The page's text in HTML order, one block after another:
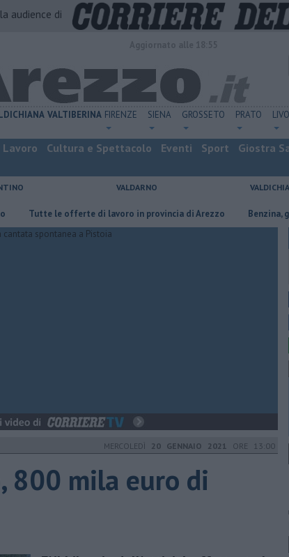
audience di
VALTIBERINA FIRENZE SIENA GROSSETO PRATO
Lavoro Cultura e Spettacolo Eventi Sport Giostra
VALDARNO
le offerte di lavoro in provincia di Arezzo ​Benzina, gasolio,
MERCOLEDÌ 20 GENNAIO 2021 ORE 13:00
800 mila euro di